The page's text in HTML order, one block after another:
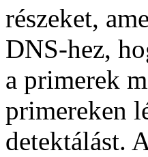
részeket,
DNS-hez,
a primerek
primereken
detektálást.